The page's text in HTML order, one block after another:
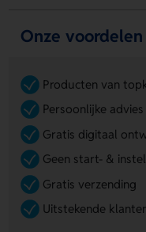
Onze voordelen
Producten van
Persoonlijke
Gratis digitaal
Geen start- &
Gratis verzending
Uitstekende